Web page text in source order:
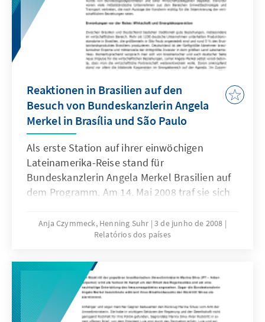
Reaktionen in Brasilien auf den
Besuch von Bundeskanzlerin Angela
Merkel in Brasília und São Paulo
Als erste Station auf ihrer einwöchigen
Lateinamerika-Reise stand für
Bundeskanzlerin Angela Merkel Brasilien auf
dem Programm. Am 14. Mai 2008 traf sie sich
Regierungspalast Palácio de Planalto in der
Brasília. Im Mittelpunkt der Gespräche
und der Ausbau der wirtschaftlichen
Beziehungen.
Anja Czymmeck, Henning Suhr 3 de junho de 2008
Relatórios dos países